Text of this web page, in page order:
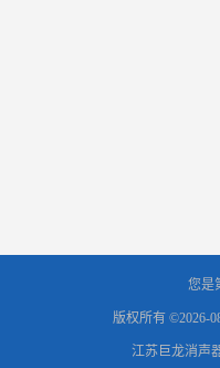
您是
版权所有 ©2026-
江苏巨龙消声